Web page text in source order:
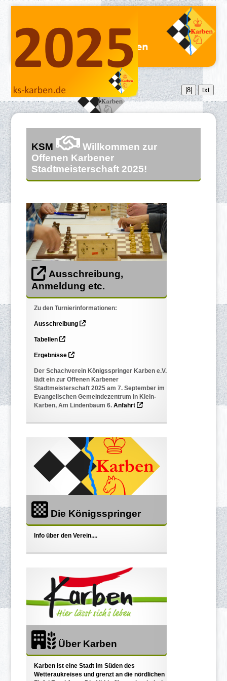
|8| txt
KSM
Willkommen zur
Offenen Karbener
Stadtmeisterschaft 2025!
Ausschreibung,
Anmeldung etc.
Zu den Turnierinformationen:
Ausschreibung
Tabellen
Ergebnisse
Der Schachverein Königsspringer Karben e.V.
lädt ein zur Offenen Karbener
Stadtmeisterschaft 2025 am 7. September im
Evangelischen Gemeindezentrum in Klein-
Karben, Am Lindenbaum 6.Anfahrt
Die Königsspringer
Info über den Verein....
Über Karben
Karben ist eine Stadt im Süden des
Wetteraukreises und grenzt an die nördlichen